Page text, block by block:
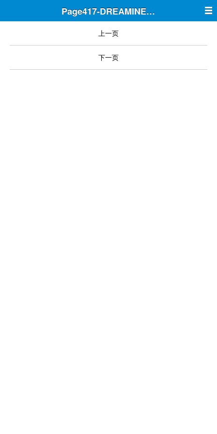
Page417-DREAMINE筑梦
上一页
下一页